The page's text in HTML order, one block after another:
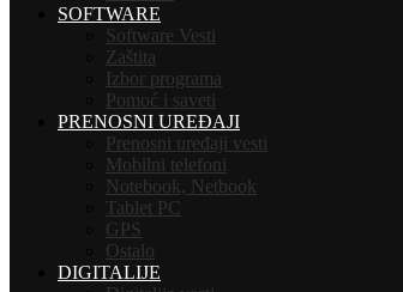
SOFTWARE
Software Vesti
Zaštita
Izbor programa
Pomoć i saveti
PRENOSNI UREĐAJI
Prenosni uređaji vesti
Mobilni telefoni
Notebook, Netbook
Tablet PC
GPS
Ostalo
DIGITALIJE